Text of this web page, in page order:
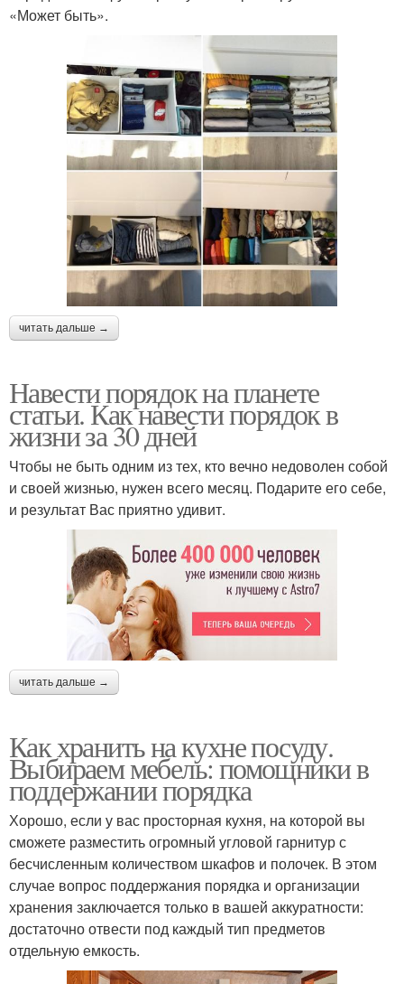
«Может быть».
читать дальше →
Навести порядок на планете
статьи. Как навести порядок в
жизни за 30 дней
Чтобы не быть одним из тех, кто вечно недоволен собой
и своей жизнью, нужен всего месяц. Подарите его себе,
и результат Вас приятно удивит.
читать дальше →
Как хранить на кухне посуду.
Выбираем мебель: помощники в
поддержании порядка
Хорошо, если у вас просторная кухня, на которой вы
сможете разместить огромный угловой гарнитур с
бесчисленным количеством шкафов и полочек. В этом
случае вопрос поддержания порядка и организации
хранения заключается только в вашей аккуратности:
достаточно отвести под каждый тип предметов
отдельную емкость.